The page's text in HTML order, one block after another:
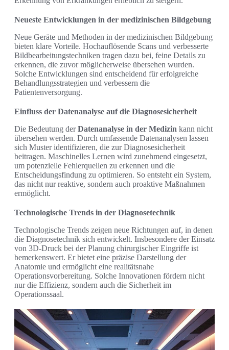
Neueste Entwicklungen in der medizinischen Bildgebung
Neue Geräte und Methoden in der medizinischen Bildgebung
bieten klare Vorteile. Hochauflösende Scans und verbesserte
Bildbearbeitungstechniken tragen dazu bei, feine Details zu
erkennen, die zuvor möglicherweise übersehen wurden.
Solche Entwicklungen sind entscheidend für erfolgreiche
Behandlungsstrategien und verbessern die
Patientenversorgung.
Einfluss der Datenanalyse auf die Diagnosesicherheit
Die Bedeutung derDatenanalyse in der Medizin kann nicht
übersehen werden. Durch umfassende Datenanalysen lassen
sich Muster identifizieren, die zur Diagnosesicherheit
beitragen. Maschinelles Lernen wird zunehmend eingesetzt,
um potenzielle Fehlerquellen zu erkennen und die
Entscheidungsfindung zu optimieren. So entsteht ein System,
das nicht nur reaktive, sondern auch proaktive Maßnahmen
ermöglicht.
Technologische Trends in der Diagnosetechnik
Technologische Trends zeigen neue Richtungen auf, in denen
die Diagnosetechnik sich entwickelt. Insbesondere der Einsatz
von 3D-Druck bei der Planung chirurgischer Eingriffe ist
bemerkenswert. Er bietet eine präzise Darstellung der
Anatomie und ermöglicht eine realitätsnahe
Operationsvorbereitung. Solche Innovationen fördern nicht
nur die Effizienz, sondern auch die Sicherheit im
Operationssaal.